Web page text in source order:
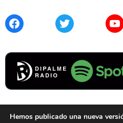
FacebookTwitter
Hemos publicado una nueva